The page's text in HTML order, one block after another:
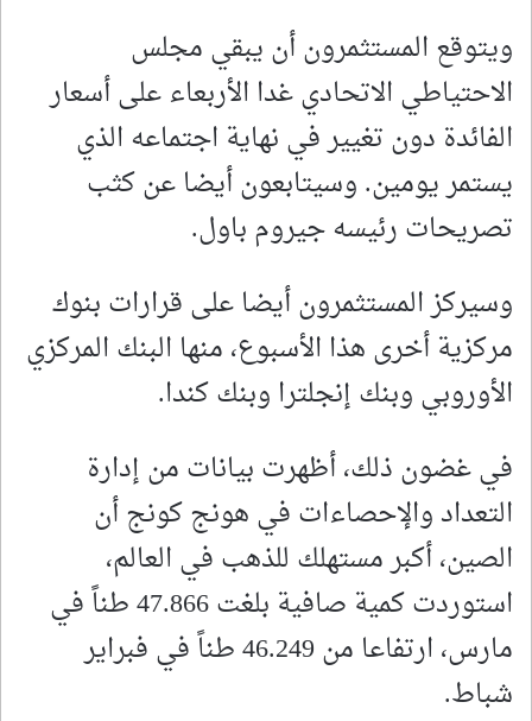
ويتوقع المستثمرون أن يبقي مجلس
الاحتياطي الاتحادي غدا الأربعاء على أسعار
الفائدة دون تغيير في نهاية اجتماعه الذي
يستمر يومين. وسيتابعون أيضا عن كثب
تصريحات رئيسه جيروم باول.
وسيركز المستثمرون أيضا على قرارات بنوك
مركزية أخرى هذا الأسبوع، منها البنك المركزي
الأوروبي وبنك إنجلترا وبنك ‌كندا.
في غضون ذلك، أظهرت بيانات من إدارة
التعداد والإحصاءات في هونج كونج أن
الصين، أكبر مستهلك ​للذهب في العالم،
استوردت كمية صافية بلغت 47.866 طناً في
مارس، ارتفاعا من 46.249 طناً في فبراير
شباط.